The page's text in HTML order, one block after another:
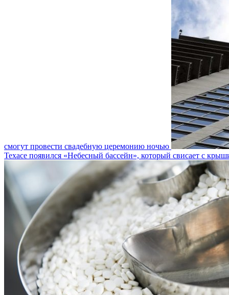
смогут провести свадебную церемонию ночью
Техасе появился «Небесный бассейн», который свисает с